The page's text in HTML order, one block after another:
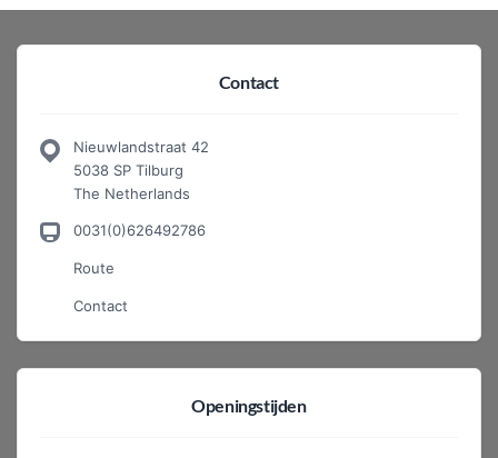
Contact
Nieuwlandstraat 42
5038 SP Tilburg
The Netherlands
0031(0)626492786
Route
Contact
Openingstijden